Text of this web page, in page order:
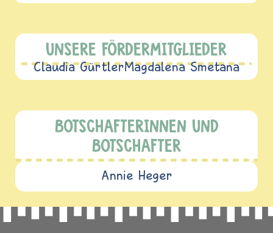
UNSERE FÖRDERMITGLIEDER
Claudia GürtlerMagdalena Smetana
BOTSCHAFTERINNEN UND
BOTSCHAFTER
Annie Heger